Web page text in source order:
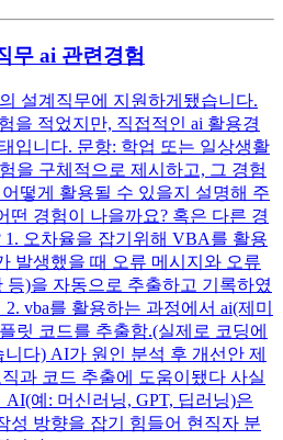
무 ai 관련경험
설계직무에 지원하게됐습니다.
을 적었지만, 직접적인 ai 활용경
입니다. 문항: 학업 또는 일상생활
을 구체적으로 제시하고, 그 경험
떻게 활용될 수 있을지 설명해 주
떤 경험이 나을까요? 혹은 다른 경
1. 오차율을 잡기위해 VBA를 활용
발생했을 때 오류 메시지와 오류
등)을 자동으로 추출하고 기록하였
vba를 활용하는 과정에서 ai(제미
릿 코드를 추출함.(실제로 코딩에
다) AI가 원인 분석 후 개선안 제
과 코드 추출에 도움이됐다 사실
예: 머신러닝, GPT, 딥러닝)은
성 방향을 잡기 힘들어 현직자 분